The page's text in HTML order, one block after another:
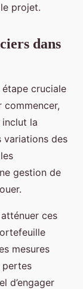
projet.
dans
étape cruciale
commencer,
inclut la
variations des
gestion de
ces
mesures
pertes
d’engager